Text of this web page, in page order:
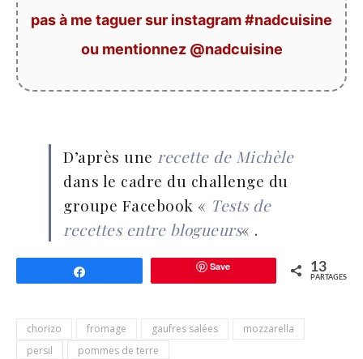
pas à me taguer sur instagram #nadcuisine
ou mentionnez @nadcuisine
D’après une recette de Michèle
dans le cadre du challenge du
groupe Facebook « Tests de
recettes entre blogueurs« .
Save 13
PARTAGES
chorizo fromage gaufres salées
mozzarella
persil
pommes de terre